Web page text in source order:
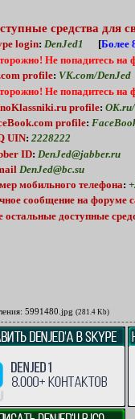
средства для
login: DenJed1 [Более
Не попадитесь на
profile: VK.com/DenJed
Не попадитесь на
profile:
profile:
UIN: 2228222
ID: DenJed@jabber.ru
DenJed@bc.su
мобильного телефона:
сообщениена форуме
остальные доступные
5991480.jpg (281.4 Kb)